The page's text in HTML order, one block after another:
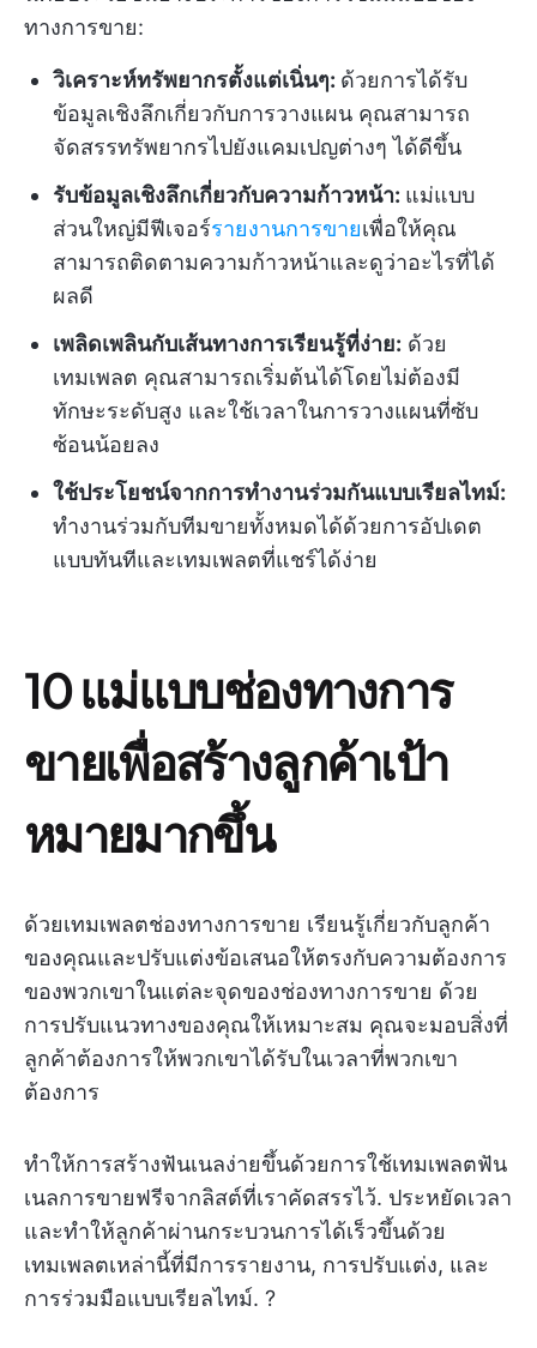
ทางการขาย:
วิเคราะห์ทรัพยากรตั้งแต่เนิ่นๆ: ด้วยการได้รับ
ข้อมูลเชิงลึกเกี่ยวกับการวางแผน คุณสามารถ
จัดสรรทรัพยากรไปยังแคมเปญต่างๆ ได้ดีขึ้น
รับข้อมูลเชิงลึกเกี่ยวกับความก้าวหน้า: แม่แบบ
ส่วนใหญ่มีฟีเจอร์รายงานการขายเพื่อให้คุณ
สามารถติดตามความก้าวหน้าและดูว่าอะไรที่ได้
ผลดี
เพลิดเพลินกับเส้นทางการเรียนรู้ที่ง่าย: ด้วย
เทมเพลต คุณสามารถเริ่มต้นได้โดยไม่ต้องมี
ทักษะระดับสูง และใช้เวลาในการวางแผนที่ซับ
ซ้อนน้อยลง
ใช้ประโยชน์จากการทำงานร่วมกันแบบเรียลไทม์:
ทำงานร่วมกับทีมขายทั้งหมดได้ด้วยการอัปเดต
แบบทันทีและเทมเพลตที่แชร์ได้ง่าย
10 แม่แบบช่องทางการ
ขายเพื่อสร้างลูกค้าเป้า
หมายมากขึ้น
ด้วยเทมเพลตช่องทางการขาย เรียนรู้เกี่ยวกับลูกค้า
ของคุณและปรับแต่งข้อเสนอให้ตรงกับความต้องการ
ของพวกเขาในแต่ละจุดของช่องทางการขาย ด้วย
การปรับแนวทางของคุณให้เหมาะสม คุณจะมอบสิ่งที่
ลูกค้าต้องการให้พวกเขาได้รับในเวลาที่พวกเขา
ต้องการ
ทำให้การสร้างฟันเนลง่ายขึ้นด้วยการใช้เทมเพลตฟัน
เนลการขายฟรีจากลิสต์ที่เราคัดสรรไว้. ประหยัดเวลา
และทำให้ลูกค้าผ่านกระบวนการได้เร็วขึ้นด้วย
เทมเพลตเหล่านี้ที่มีการรายงาน, การปรับแต่ง, และ
การร่วมมือแบบเรียลไทม์. ?